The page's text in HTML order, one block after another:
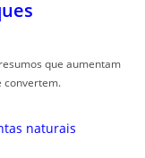
que aumentam
convertem.